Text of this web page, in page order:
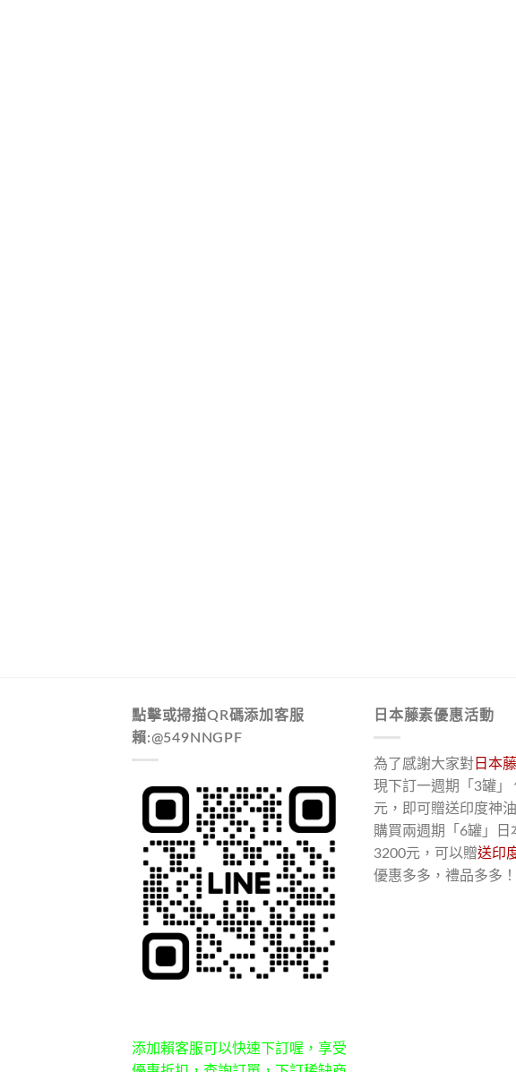
點擊或掃描QR碼添加客服
賴:@549NNGPF
添加賴客服可以快速下訂喔，享受
日本藤素優惠活動
為了感謝大家對 日本
現下訂一週期「3罐」
元，即可贈送印度神
購買兩週期「6罐」日
3200元，可以贈送印
優惠多多，禮品多多！